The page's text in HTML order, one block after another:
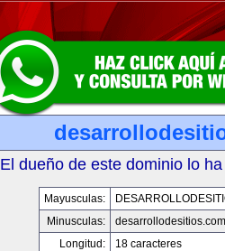
El dueño de este dominio lo
Mayusculas:
Minusculas:
desarrollodesitios.com
Longitud:
18 caracteres